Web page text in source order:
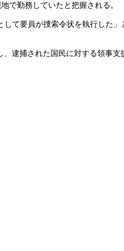
で勤務していたと把握される。
て要員が捜索令状を執行した
逮捕された国民に対する領事支